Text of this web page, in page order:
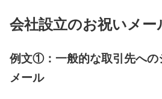
会社設立のお祝いメー
例文①：一般的な取引先への
メール